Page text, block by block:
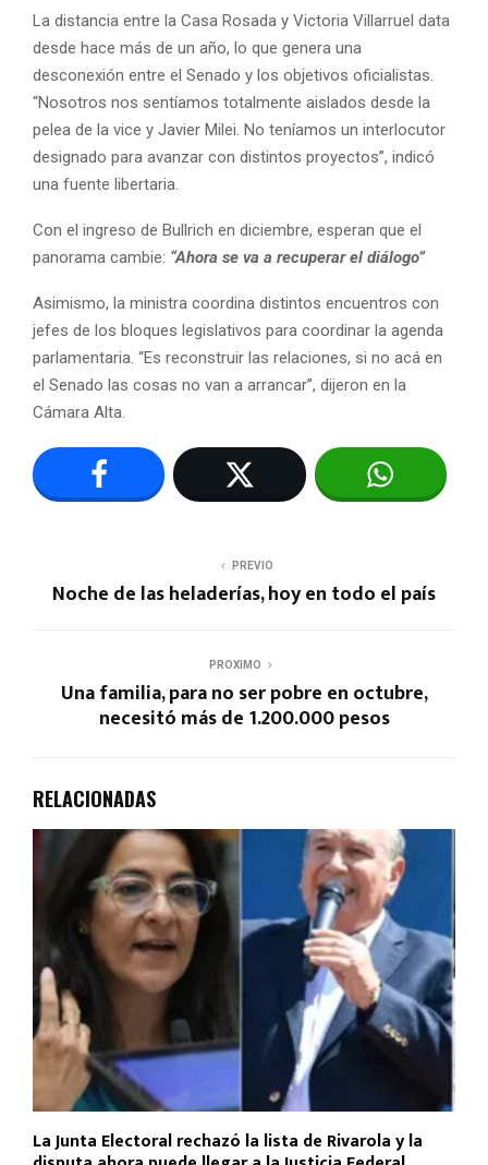
La distancia entre la Casa Rosada y Victoria Villarruel data
desde hace más de un año, lo que genera una
desconexión entre el Senado y los objetivos oficialistas.
“Nosotros nos sentíamos totalmente aislados desde la
pelea de la vice y Javier Milei. No teníamos un interlocutor
designado para avanzar con distintos proyectos”, indicó
una fuente libertaria.
Con el ingreso de Bullrich en diciembre, esperan que el
panorama cambie: “Ahora se va a recuperar el diálogo”
Asimismo, la ministra coordina distintos encuentros con
jefes de los bloques legislativos para coordinar la agenda
parlamentaria. “Es reconstruir las relaciones, si no acá en
el Senado las cosas no van a arrancar”, dijeron en la
Cámara Alta.
PREVIO
Noche de las heladerías, hoy en todo el país
PROXIMO
Una familia, para no ser pobre en octubre,
necesitó más de 1.200.000 pesos
RELACIONADAS
La Junta Electoral rechazó la lista de Rivarola y la